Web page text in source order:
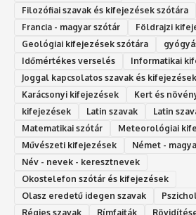
Filozófiai szavak és kifejezések szótára
Francia - magyar szótár
Földrajzi
Geológiai kifejezések szótára
Időmértékes verselés
Informatikai
Joggal kapcsolatos szavak és kifejezések
Karácsonyi kifejezések
Kert és
kifejezések
Latin szavak
Latin
Matematikai szótár
Meteorológiai
Művészeti kifejezések
Német -
Név - nevek - keresztnevek
Okostelefon szótár és kifejezések
Olasz eredetű idegen szavak
Régies szavak
Rímfajták